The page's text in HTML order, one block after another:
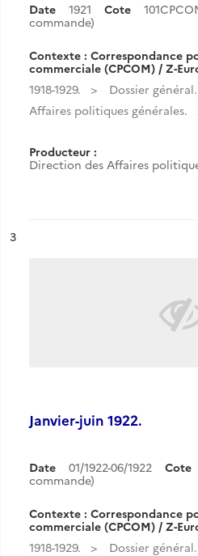
Date 1921 Cote
commande)
Contexte : Correspondance
commerciale (CPCOM) / Z-
1918-1929.
Dossier général.
Affaires politiques générales.
Producteur :
Direction des Affaires
n°
3
Janvier-juin 1922.
Date 01/1922-06/1922 Cote
commande)
Contexte : Correspondance
commerciale (CPCOM) / Z-
1918-1929.
Dossier général.